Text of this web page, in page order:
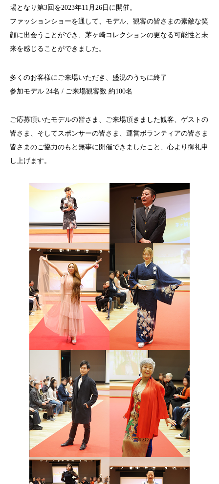
場となり第3回を2023年11月26日に開催。
ファッションショーを通して、モデル、観客の皆さまの素敵な笑
顔に出会うことができ、茅ヶ崎コレクションの更なる可能性と未
来を感じることができました。
多くのお客様にご来場いただき、盛況のうちに終了
参加モデル 24名 / ご来場観客数 約100名
ご応募頂いたモデルの皆さま、ご来場頂きました観客、ゲストの
皆さま、そしてスポンサーの皆さま、運営ボランティアの皆さま
皆さまのご協力のもと無事に開催できましたこと、心より御礼申
し上げます。